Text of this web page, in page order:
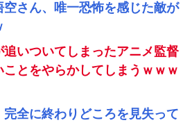
空さん、唯一恐怖を感じた敵が
追いついてしまったアニメ監督
とをやらかしてしまうｗｗｗ
完全に終わりどころを見失って